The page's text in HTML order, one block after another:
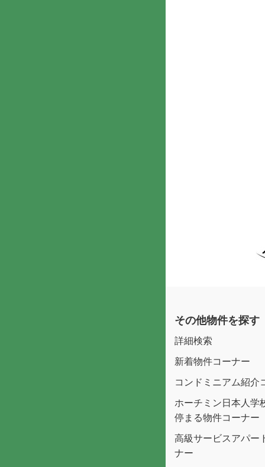
その他物件を探す
詳細検索
新着物件コーナー
コンドミニアム紹介
ホーチミン日本人学
停まる物件コーナー
高級サービスアパー
ナー